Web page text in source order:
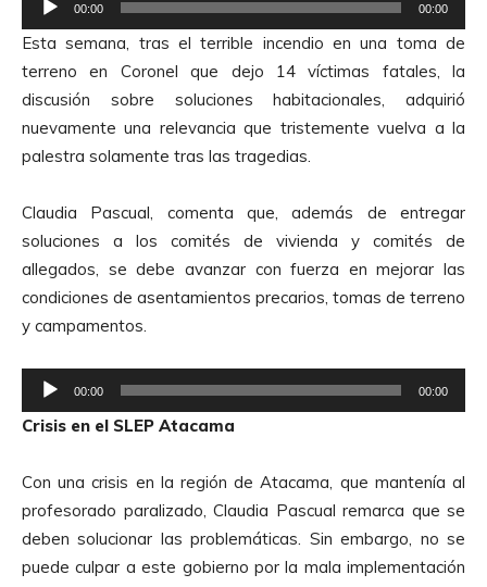
e
p
r
o
d
u
t
o
r
d
e
A
d
o
00:00 00:00
Esta semana, tras el terrible incendio en una toma de
terreno en Coronel que dejo 14 víctimas fatales, la
discusión sobre soluciones habitacionales, adquirió
nuevamente una relevancia que tristemente vuelva a la
palestra solamente tras las tragedias.
Claudia Pascual, comenta que, además de entregar
soluciones a los comités de vivienda y comités de
allegados, se debe avanzar con fuerza en mejorar las
condiciones de asentamientos precarios, tomas de terreno
y campamentos.
e
p
o
d
u
c
00:00 00:00
Crisis en el SLEP Atacama
Con una crisis en la región de Atacama, que mantenía al
profesorado paralizado, Claudia Pascual remarca que se
deben solucionar las problemáticas. Sin embargo, no se
puede culpar a este gobierno por la mala implementación